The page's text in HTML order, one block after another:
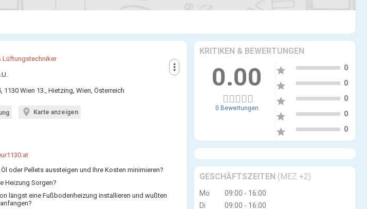
KRITIKEN & BEWERTUNGEN
0.00
0 Bewertungen
star 0
star 0
star 0
star 0
star 0
GESCHÄFTSZEITEN (MEZ +2)
Mo
09:00 - 16:00
Di
09:00 - 16:00
more_vert
Lüftungstechniker
1130 Wien 13., Hietzing, Wien, Österreich
location_on Karte anzeigen
oder Pellets aussteigen und Ihre Kosten minimieren?
Heizung Sorgen?
längst eine Fußbodenheizung installieren und wußten